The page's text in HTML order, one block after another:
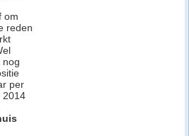
om
reden
nog
per
2014